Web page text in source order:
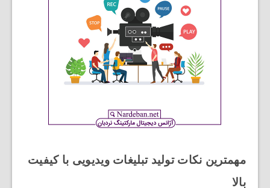
مهمترین نکات تولید تبلیغات ویدیویی با کیفیت
بالا